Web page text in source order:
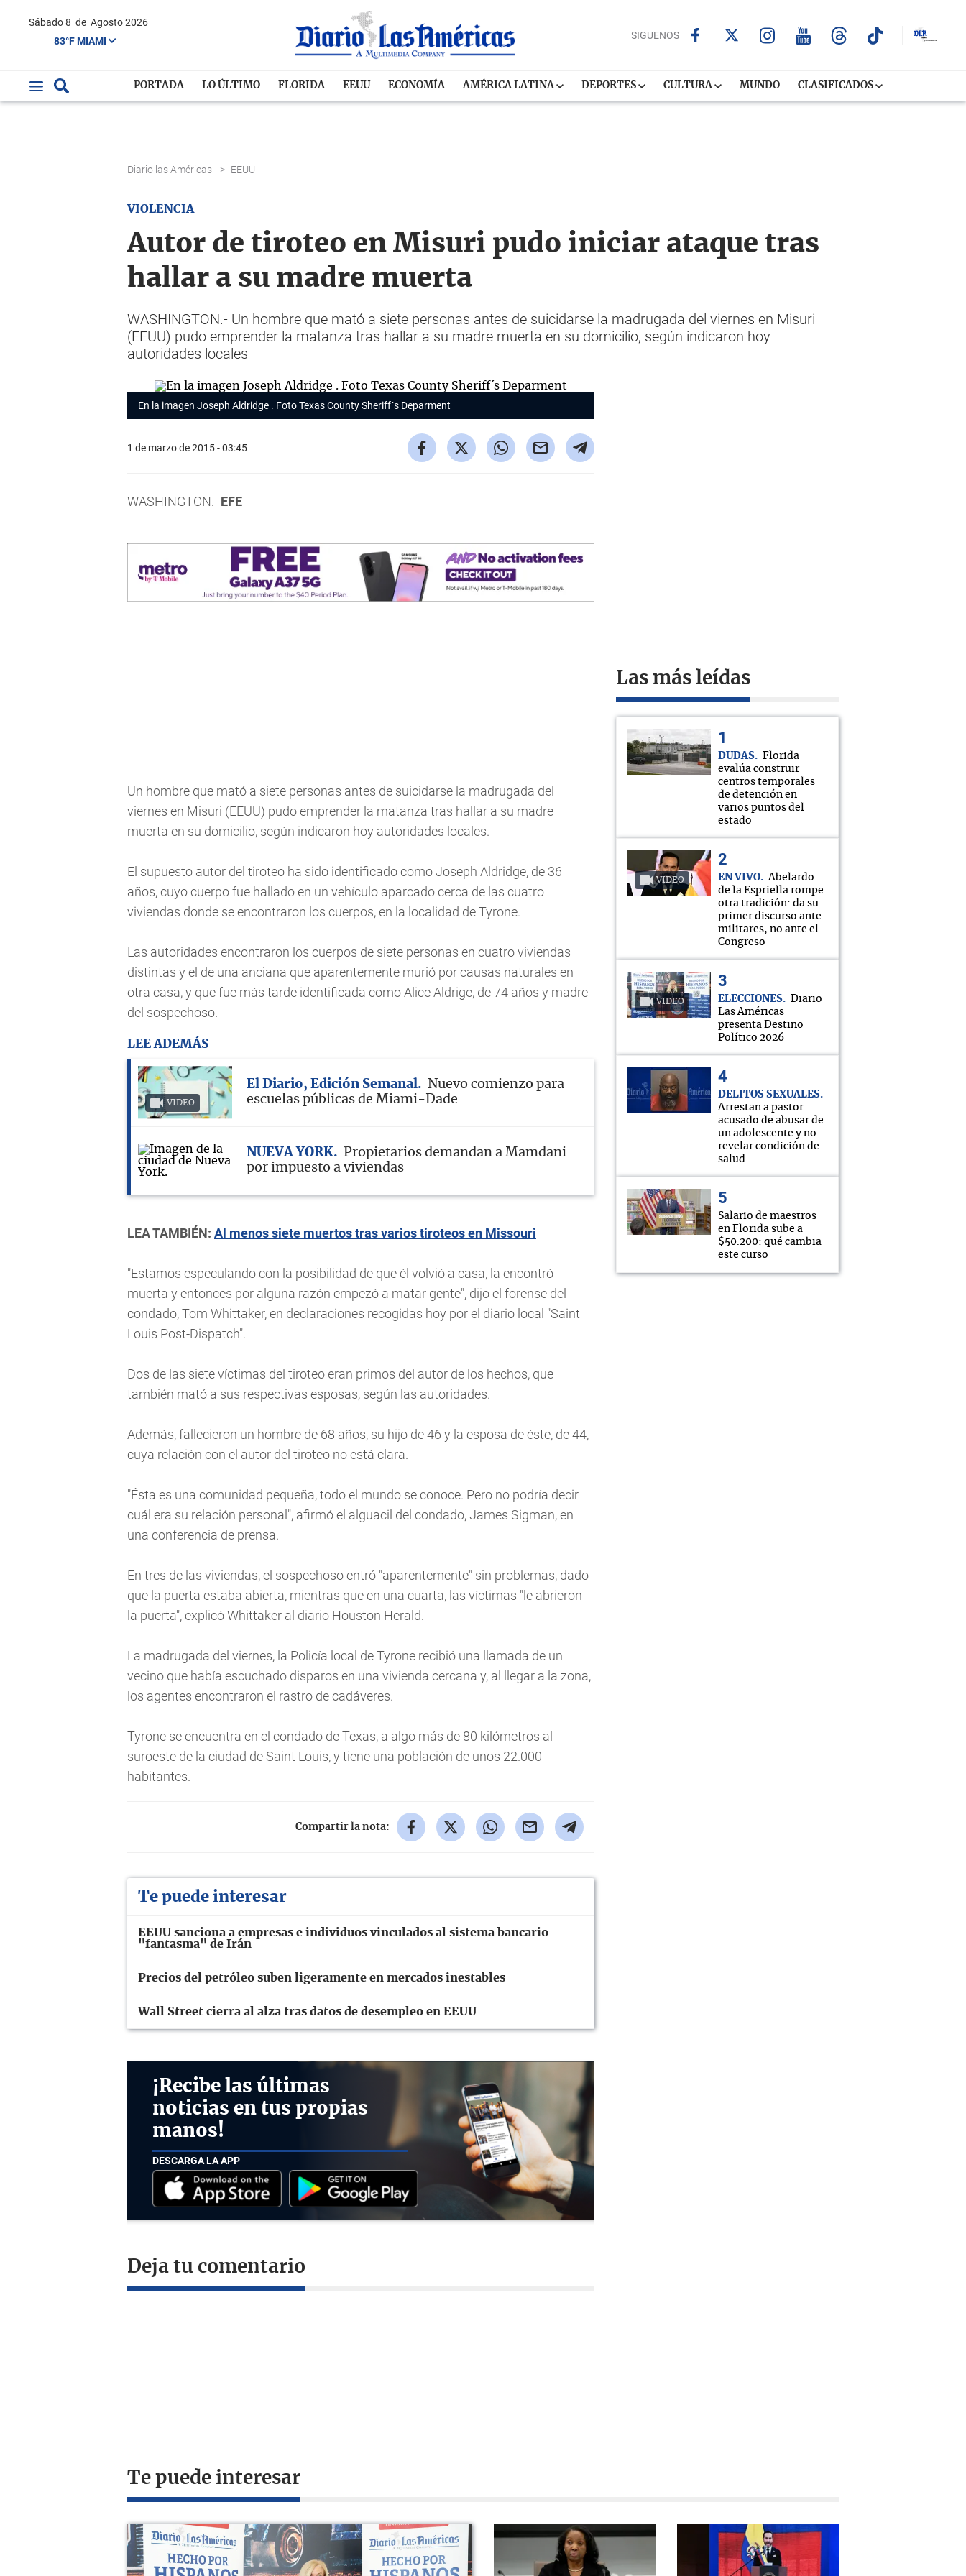
Sábado 8 de Agosto 2026
83°F MIAMI
SIGUENOS
PORTADA LO ÚLTIMO FLORIDA EEUU ECONOMÍA AMÉRICA LATINA DEPORTES CULTURA MUNDO CLASIFICADOS
Diario las Américas > EEUU
VIOLENCIA
Autor de tiroteo en Misuri pudo iniciar ataque tras
hallar a su madre muerta
WASHINGTON.- Un hombre que mató a siete personas antes de suicidarse la madrugada del viernes en Misuri
(EEUU) pudo emprender la matanza tras hallar a su madre muerta en su domicilio, según indicaron hoy
autoridades locales
En la imagen Joseph Aldridge . Foto Texas County Sheriff´s Deparment
1 de marzo de 2015 - 03:45
WASHINGTON.- EFE
Un hombre que mató a siete personas antes de suicidarse la madrugada del
viernes en Misuri (EEUU) pudo emprender la matanza tras hallar a su madre
muerta en su domicilio, según indicaron hoy autoridades locales.
El supuesto autor del tiroteo ha sido identificado como Joseph Aldridge, de 36
años, cuyo cuerpo fue hallado en un vehículo aparcado cerca de las cuatro
viviendas donde se encontraron los cuerpos, en la localidad de Tyrone.
Las autoridades encontraron los cuerpos de siete personas en cuatro viviendas
distintas y el de una anciana que aparentemente murió por causas naturales en
otra casa, y que fue más tarde identificada como Alice Aldrige, de 74 años y madre
del sospechoso.
LEE ADEMÁS
VIDEO
El Diario, Edición Semanal
Nuevo comienzo para
escuelas públicas de Miami-Dade
NUEVA YORK
Propietarios demandan a Mamdani
por impuesto a viviendas
LEA TAMBIÉN: Al menos siete muertos tras varios tiroteos en Missouri
"Estamos especulando con la posibilidad de que él volvió a casa, la encontró
muerta y entonces por alguna razón empezó a matar gente", dijo el forense del
condado, Tom Whittaker, en declaraciones recogidas hoy por el diario local "Saint
Louis Post-Dispatch".
Dos de las siete víctimas del tiroteo eran primos del autor de los hechos, que
también mató a sus respectivas esposas, según las autoridades.
Además, fallecieron un hombre de 68 años, su hijo de 46 y la esposa de éste, de 44,
cuya relación con el autor del tiroteo no está clara.
"Ésta es una comunidad pequeña, todo el mundo se conoce. Pero no podría decir
cuál era su relación personal", afirmó el alguacil del condado, James Sigman, en
una conferencia de prensa.
En tres de las viviendas, el sospechoso entró "aparentemente" sin problemas, dado
que la puerta estaba abierta, mientras que en una cuarta, las víctimas "le abrieron
la puerta", explicó Whittaker al diario Houston Herald.
La madrugada del viernes, la Policía local de Tyrone recibió una llamada de un
vecino que había escuchado disparos en una vivienda cercana y, al llegar a la zona,
los agentes encontraron el rastro de cadáveres.
Tyrone se encuentra en el condado de Texas, a algo más de 80 kilómetros al
suroeste de la ciudad de Saint Louis, y tiene una población de unos 22.000
habitantes.
Compartir la nota:
Te puede interesar
EEUU sanciona a empresas e individuos vinculados al sistema bancario
"fantasma" de Irán
Precios del petróleo suben ligeramente en mercados inestables
Wall Street cierra al alza tras datos de desempleo en EEUU
¡Recibe las últimas
noticias en tus propias
manos!
DESCARGA LA APP
Deja tu comentario
Las más leídas
DUDAS
Florida
evalúa construir
centros temporales
de detención en
varios puntos del
estado
VIDEO EN VIVO
Abelardo
de la Espriella rompe
otra tradición: da su
primer discurso ante
militares, no ante el
Congreso
VIDEO ELECCIONES
Diario
Las Américas
presenta Destino
Político 2026
DELITOS SEXUALES
Arrestan a pastor
acusado de abusar de
un adolescente y no
revelar condición de
salud
Salario de maestros
en Florida sube a
$50.200: qué cambia
este curso
Te puede interesar